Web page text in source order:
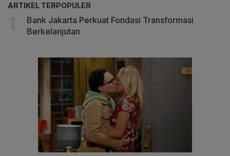
ARTIKEL TERPOPULER
Bank Jakarta Perkuat Fondasi Transformasi
Berkelanjutan